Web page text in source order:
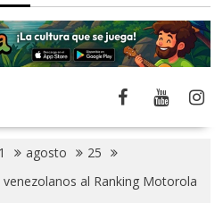
agosto
25
al Ranking Motorola